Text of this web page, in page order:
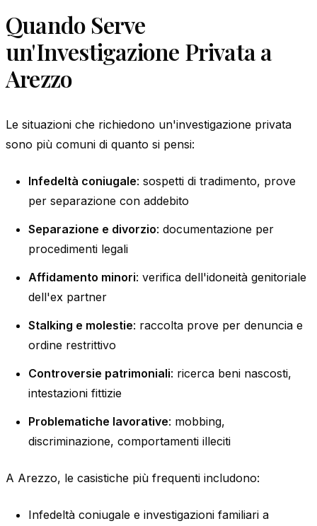
Quando Serve
un'Investigazione Privata a
Arezzo
Le situazioni che richiedono un'investigazione privata
sono più comuni di quanto si pensi:
Infedeltà coniugale: sospetti di tradimento, prove
per separazione con addebito
Separazione e divorzio: documentazione per
procedimenti legali
Affidamento minori: verifica dell'idoneità genitoriale
dell'ex partner
Stalking e molestie: raccolta prove per denuncia e
ordine restrittivo
Controversie patrimoniali: ricerca beni nascosti,
intestazioni fittizie
Problematiche lavorative: mobbing,
discriminazione, comportamenti illeciti
A Arezzo, le casistiche più frequenti includono:
Infedeltà coniugale e investigazioni familiari a